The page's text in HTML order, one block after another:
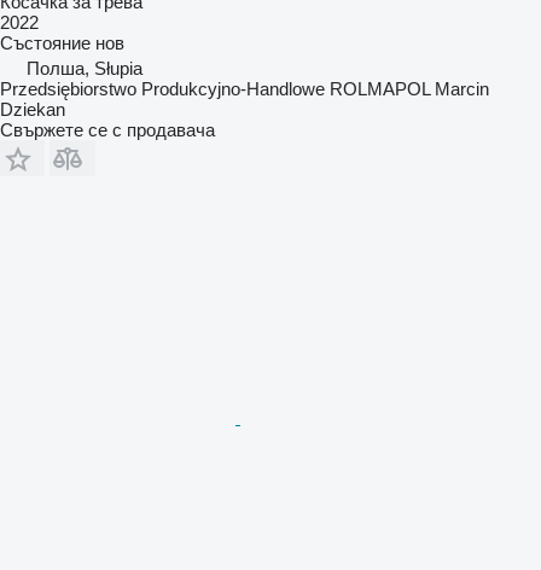
2022
Състояние нов
Полша, Słupia
Przedsiębiorstwo Produkcyjno-Handlowe ROLMAPOL Marcin
Dziekan
Свържете се с продавача